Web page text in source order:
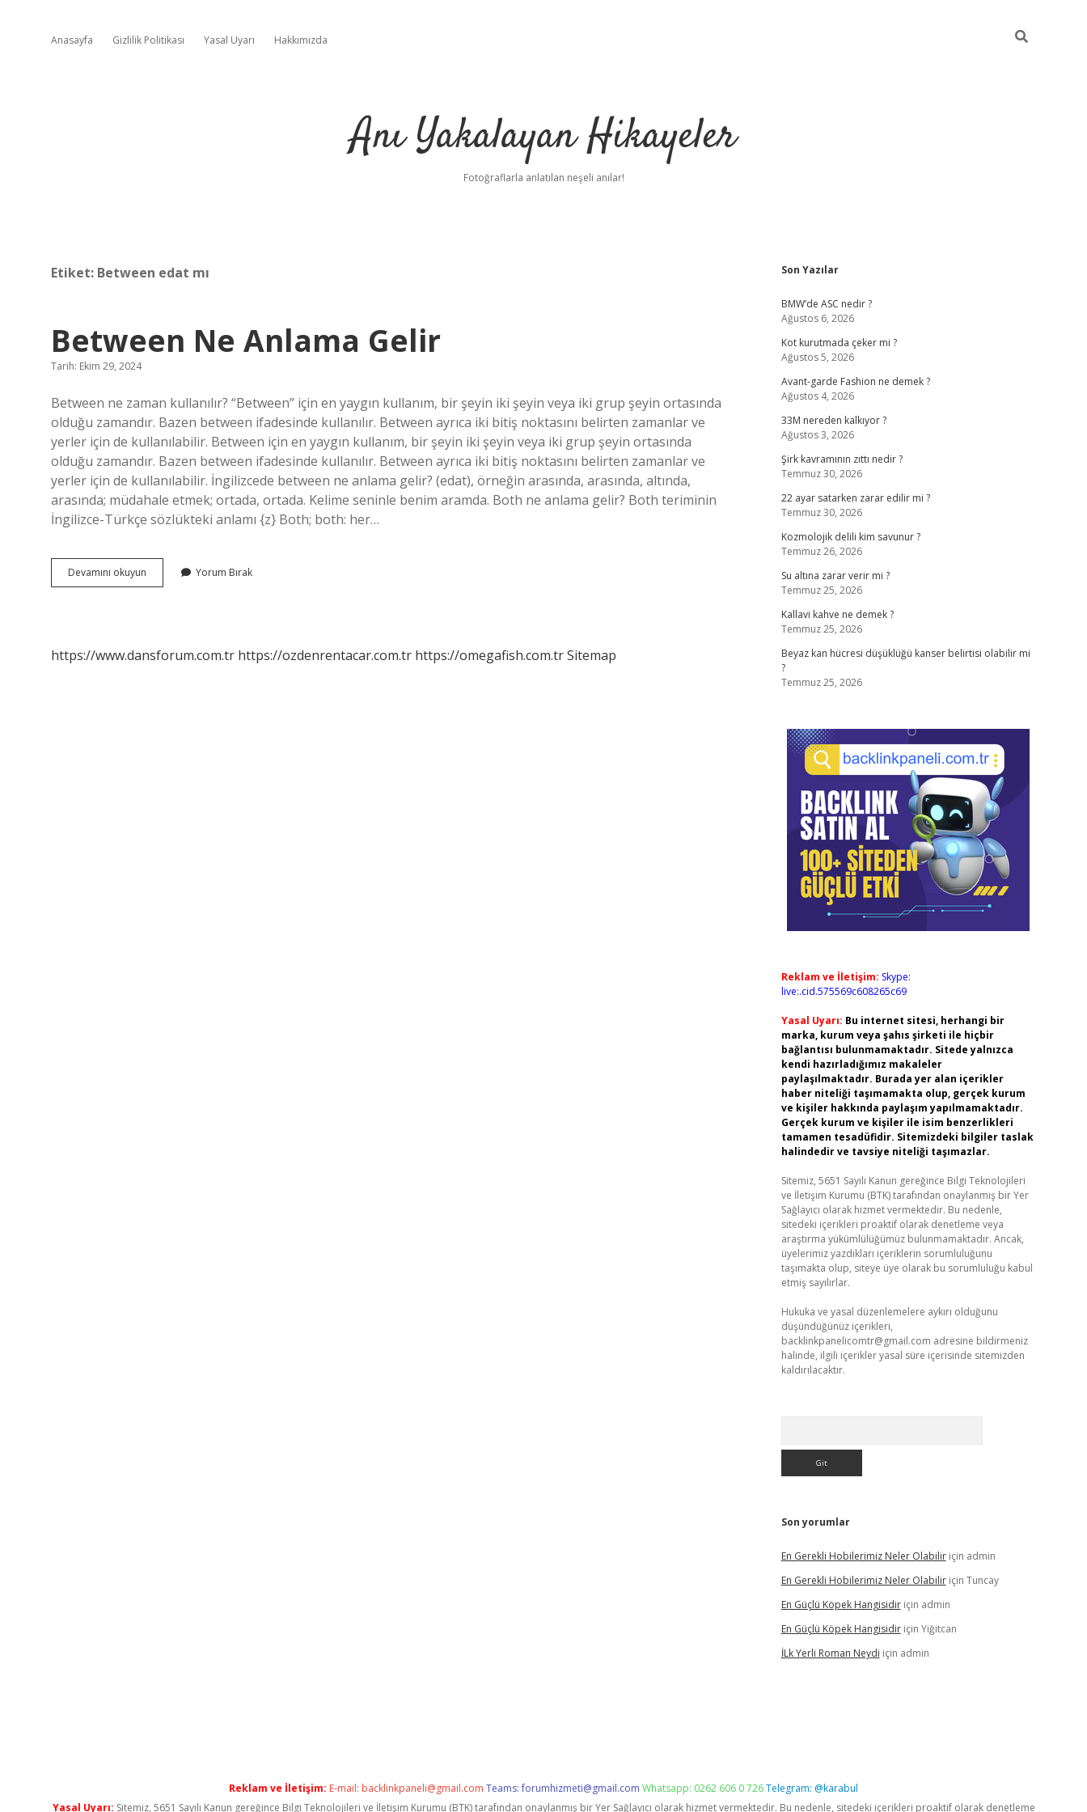
Anasayfa Gizlilik Politikası Yasal Uyarı Hakkımızda
Anı Yakalayan Hikayeler
Fotoğraflarla anlatılan neşeli anılar!
Etiket: Between edat mı
Between Ne Anlama Gelir
Tarih: Ekim 29, 2024
Between ne zaman kullanılır? “Between” için en yaygın kullanım, bir şeyin iki şeyin veya iki grup şeyin ortasında
olduğu zamandır. Bazen between ifadesinde kullanılır. Between ayrıca iki bitiş noktasını belirten zamanlar ve
yerler için de kullanılabilir. Between için en yaygın kullanım, bir şeyin iki şeyin veya iki grup şeyin ortasında
olduğu zamandır. Bazen between ifadesinde kullanılır. Between ayrıca iki bitiş noktasını belirten zamanlar ve
yerler için de kullanılabilir. İngilizcede between ne anlama gelir? (edat), örneğin arasında, arasında, altında,
arasında; müdahale etmek; ortada, ortada. Kelime seninle benim aramda. Both ne anlama gelir? Both teriminin
İngilizce-Türkçe sözlükteki anlamı {z} Both; both: her…
Devamını okuyun Between
Ne
Yorum Bırak
https://www.dansforum.com.tr https://ozdenrentacar.com.tr https://omegafish.com.trSitemap
Sidebar
Son Yazılar
BMW’de ASC nedir ?
Ağustos 6, 2026
Kot kurutmada çeker mi ?
Ağustos 5, 2026
Avant-garde Fashion ne demek ?
Ağustos 4, 2026
33M nereden kalkıyor ?
Ağustos 3, 2026
Şirk kavramının zıttı nedir ?
Temmuz 30, 2026
22 ayar satarken zarar edilir mi ?
Temmuz 30, 2026
Kozmolojik delili kim savunur ?
Temmuz 26, 2026
Su altına zarar verir mi ?
Temmuz 25, 2026
Kallavi kahve ne demek ?
Temmuz 25, 2026
Beyaz kan hücresi düşüklüğü kanser belirtisi olabilir mi
?
Temmuz 25, 2026
Reklam ve İletişim: Skype:
live:.cid.575569c608265c69
Yasal Uyarı: Bu internet sitesi, herhangi bir
marka, kurum veya şahıs şirketi ile hiçbir
bağlantısı bulunmamaktadır. Sitede yalnızca
kendi hazırladığımız makaleler
paylaşılmaktadır. Burada yer alan içerikler
haber niteliği taşımamakta olup, gerçek kurum
ve kişiler hakkında paylaşım yapılmamaktadır.
Gerçek kurum ve kişiler ile isim benzerlikleri
tamamen tesadüfidir. Sitemizdeki bilgiler taslak
halindedir ve tavsiye niteliği taşımazlar.
Sitemiz, 5651 Sayılı Kanun gereğince Bilgi Teknolojileri
ve İletişim Kurumu (BTK) tarafından onaylanmış bir Yer
Sağlayıcı olarak hizmet vermektedir. Bu nedenle,
sitedeki içerikleri proaktif olarak denetleme veya
araştırma yükümlülüğümüz bulunmamaktadır. Ancak,
üyelerimiz yazdıkları içeriklerin sorumluluğunu
taşımakta olup, siteye üye olarak bu sorumluluğu kabul
etmiş sayılırlar.
Hukuka ve yasal düzenlemelere aykırı olduğunu
düşündüğünüz içerikleri,
backlinkpanelicomtr@gmail.com adresine bildirmeniz
halinde, ilgili içerikler yasal süre içerisinde sitemizden
kaldırılacaktır.
Son yorumlar
En Gerekli Hobilerimiz Neler Olabiliriçin admin
En Gerekli Hobilerimiz Neler Olabiliriçin Tuncay
En Güçlü Köpek Hangisidiriçin admin
En Güçlü Köpek Hangisidiriçin Yiğitcan
İLk Yerli Roman Neydi için admin
Reklam ve İletişim: E-mail: backlinkpaneli@gmail.com Teams:forumhizmeti@gmail.com Whatsapp: 0262 606 0 726Telegram: @karabul
Yasal Uyarı: Sitemiz, 5651 Sayılı Kanun gereğince Bilgi Teknolojileri ve İletişim Kurumu (BTK) tarafından onaylanmış bir Yer Sağlayıcı olarak hizmet vermektedir. Bu nedenle, sitedeki içerikleri proaktif olarak denetleme